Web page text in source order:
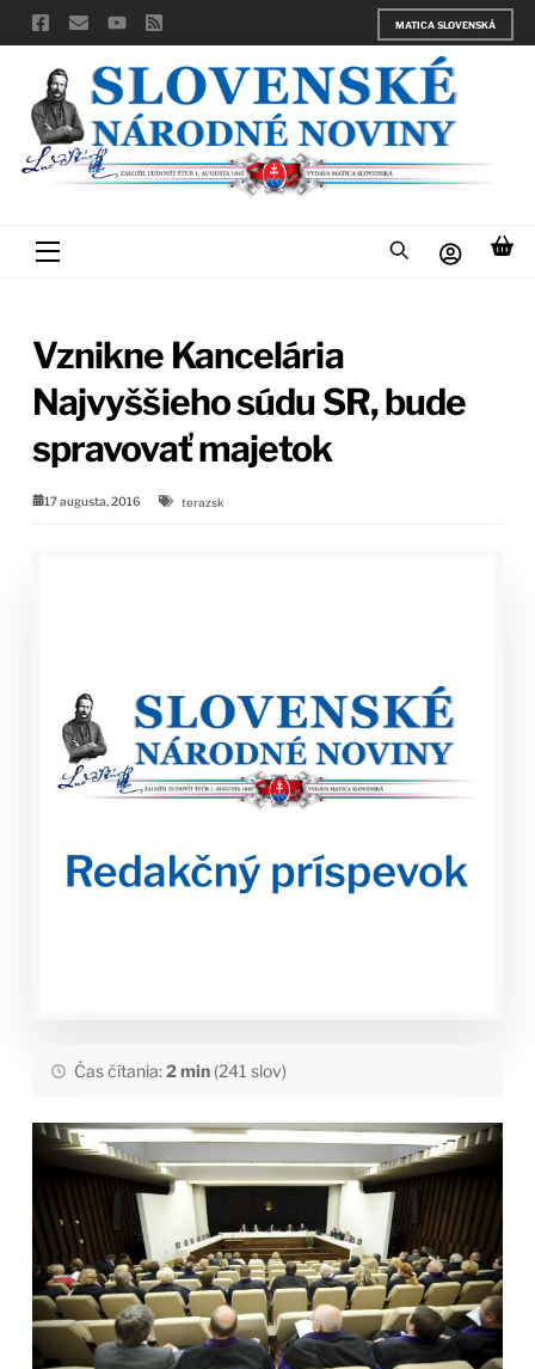
Skip
to
content
MATICA SLOVENSKÁ
Menu
Vznikne Kancelária
Najvyššieho súdu SR, bude
spravovať majetok
17 augusta, 2016 terazsk
Čas čítania:2 min(241 slov)